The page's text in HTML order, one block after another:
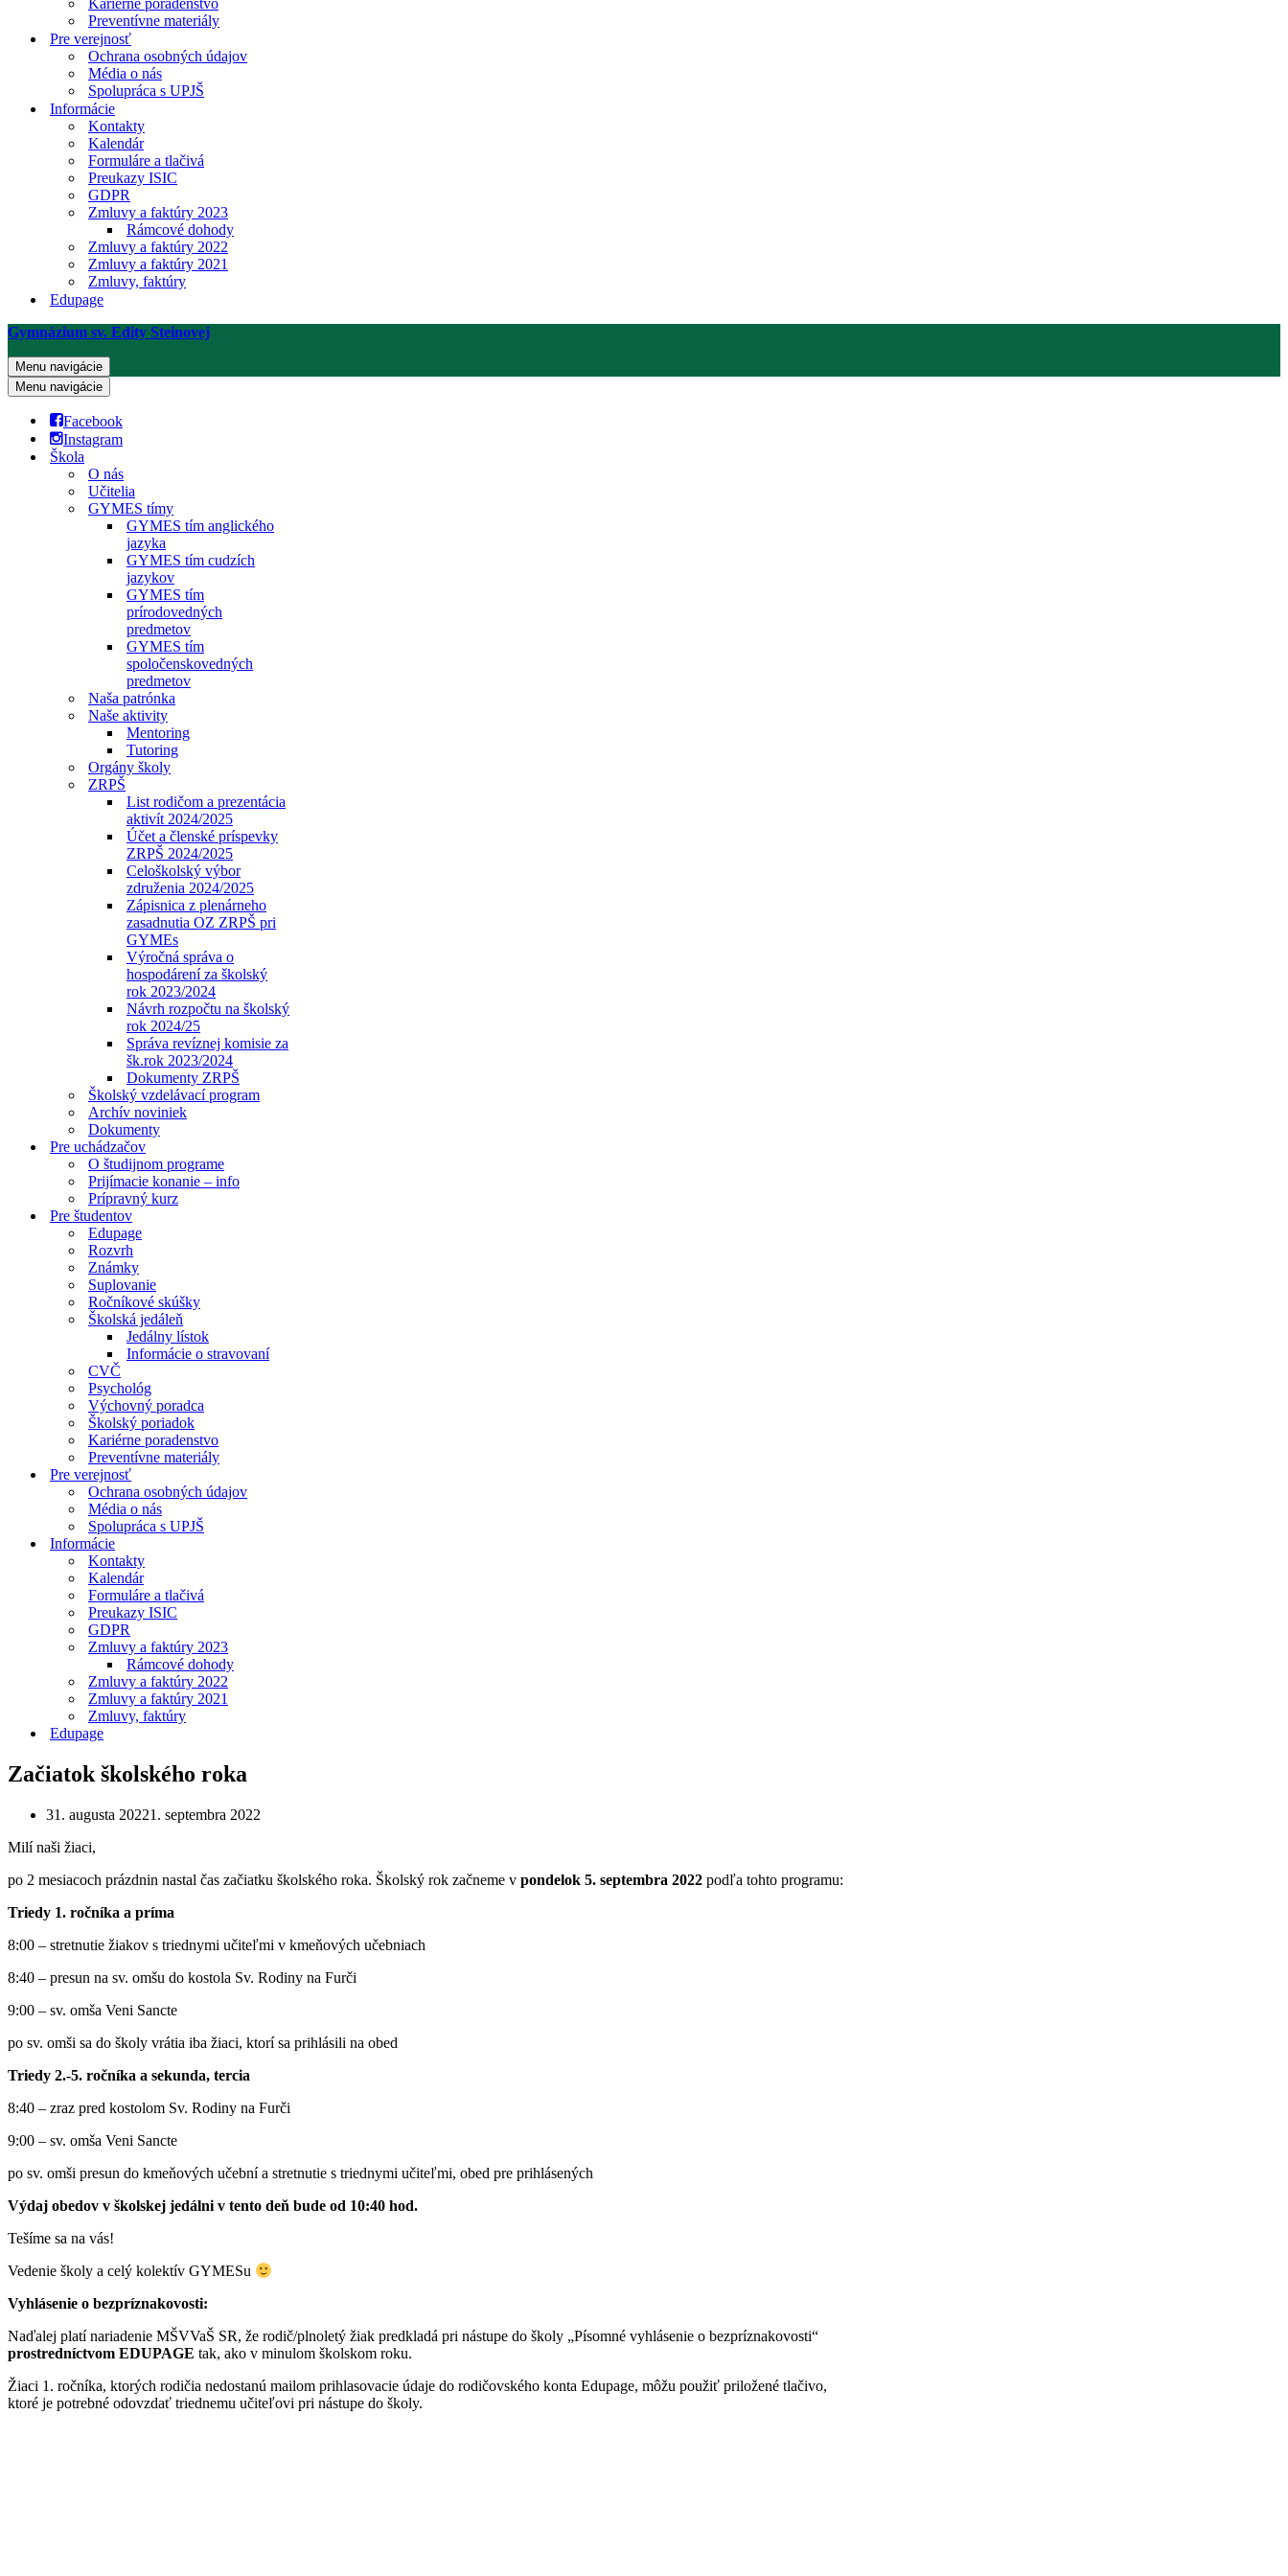
Kariérne poradenstvo
Preventívne materiály
Pre verejnosť
Ochrana osobných údajov
Média o nás
Spolupráca s UPJŠ
Informácie
Kontakty
Kalendár
Formuláre a tlačivá
Preukazy ISIC
GDPR
Zmluvy a faktúry 2023
Rámcové dohody
Zmluvy a faktúry 2022
Zmluvy a faktúry 2021
Zmluvy, faktúry
Edupage
Gymnázium sv. Edity Steinovej
Menu navigácie
Menu navigácie
Facebook
Instagram
Škola
O nás
Učitelia
GYMES tímy
GYMES tím anglického
jazyka
GYMES tím cudzích
jazykov
GYMES tím
prírodovedných
predmetov
GYMES tím
spoločenskovedných
predmetov
Naša patrónka
Naše aktivity
Mentoring
Tutoring
Orgány školy
ZRPŠ
List rodičom a prezentácia
aktivít 2024/2025
Účet a členské príspevky
ZRPŠ 2024/2025
Celoškolský výbor
združenia 2024/2025
Zápisnica z plenárneho
zasadnutia OZ ZRPŠ pri
GYMEs
Výročná správa o
hospodárení za školský
rok 2023/2024
Návrh rozpočtu na školský
rok 2024/25
Správa revíznej komisie za
šk.rok 2023/2024
Dokumenty ZRPŠ
Školský vzdelávací program
Archív noviniek
Dokumenty
Pre uchádzačov
O študijnom programe
Prijímacie konanie – info
Prípravný kurz
Pre študentov
Edupage
Rozvrh
Známky
Suplovanie
Ročníkové skúšky
Školská jedáleň
Jedálny lístok
Informácie o stravovaní
CVČ
Psychológ
Výchovný poradca
Školský poriadok
Kariérne poradenstvo
Preventívne materiály
Pre verejnosť
Ochrana osobných údajov
Média o nás
Spolupráca s UPJŠ
Informácie
Kontakty
Kalendár
Formuláre a tlačivá
Preukazy ISIC
GDPR
Zmluvy a faktúry 2023
Rámcové dohody
Zmluvy a faktúry 2022
Zmluvy a faktúry 2021
Zmluvy, faktúry
Edupage
Začiatok školského roka
31. augusta 20221. septembra 2022
Milí naši žiaci,
po 2 mesiacoch prázdnin nastal čas začiatku školského roka. Školský rok začneme v pondelok 5. septembra 2022 podľa tohto programu:
Triedy 1. ročníka a príma
8:00 – stretnutie žiakov s triednymi učiteľmi v kmeňových učebniach
8:40 – presun na sv. omšu do kostola Sv. Rodiny na Furči
9:00 – sv. omša Veni Sancte
po sv. omši sa do školy vrátia iba žiaci, ktorí sa prihlásili na obed
Triedy 2.-5. ročníka a sekunda, tercia
8:40 – zraz pred kostolom Sv. Rodiny na Furči
9:00 – sv. omša Veni Sancte
po sv. omši presun do kmeňových učební a stretnutie s triednymi učiteľmi, obed pre prihlásených
Výdaj obedov v školskej jedálni v tento deň bude od 10:40 hod.
Tešíme sa na vás!
Vedenie školy a celý kolektív GYMESu
Vyhlásenie o bezpríznakovosti:
Naďalej platí nariadenie MŠVVaŠ SR, že rodič/plnoletý žiak predkladá pri nástupe do školy „Písomné vyhlásenie o bezpríznakovosti“
prostredníctvom EDUPAGE tak, ako v minulom školskom roku.
Žiaci 1. ročníka, ktorých rodičia nedostanú mailom prihlasovacie údaje do rodičovského konta Edupage, môžu použiť priložené tlačivo,
ktoré je potrebné odovzdať triednemu učiteľovi pri nástupe do školy.